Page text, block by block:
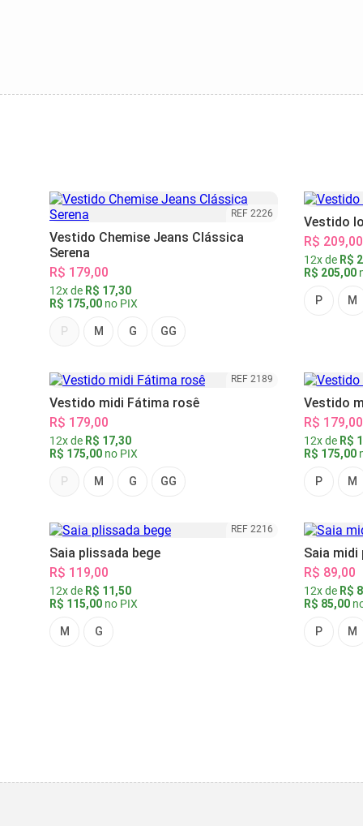
REF 2226
Vestido Chemise Jeans Clássica
Serena
R$ 179,00
12x de R$ 17,30
R$ 175,00 no PIX
P M G GG
Vestido
R$ 209,00
12x de R$
R$ 205,00
P M
REF 2189
Vestido midi Fátima rosê
R$ 179,00
12x de R$ 17,30
R$ 175,00 no PIX
P M G GG
Vestido
R$ 179,00
12x de R$
R$ 175,00
P M
REF 2216
Saia plissada bege
R$ 119,00
12x de R$ 11,50
R$ 115,00 no PIX
M G
Saia
R$ 89,00
12x de R$
R$ 85,00
P M